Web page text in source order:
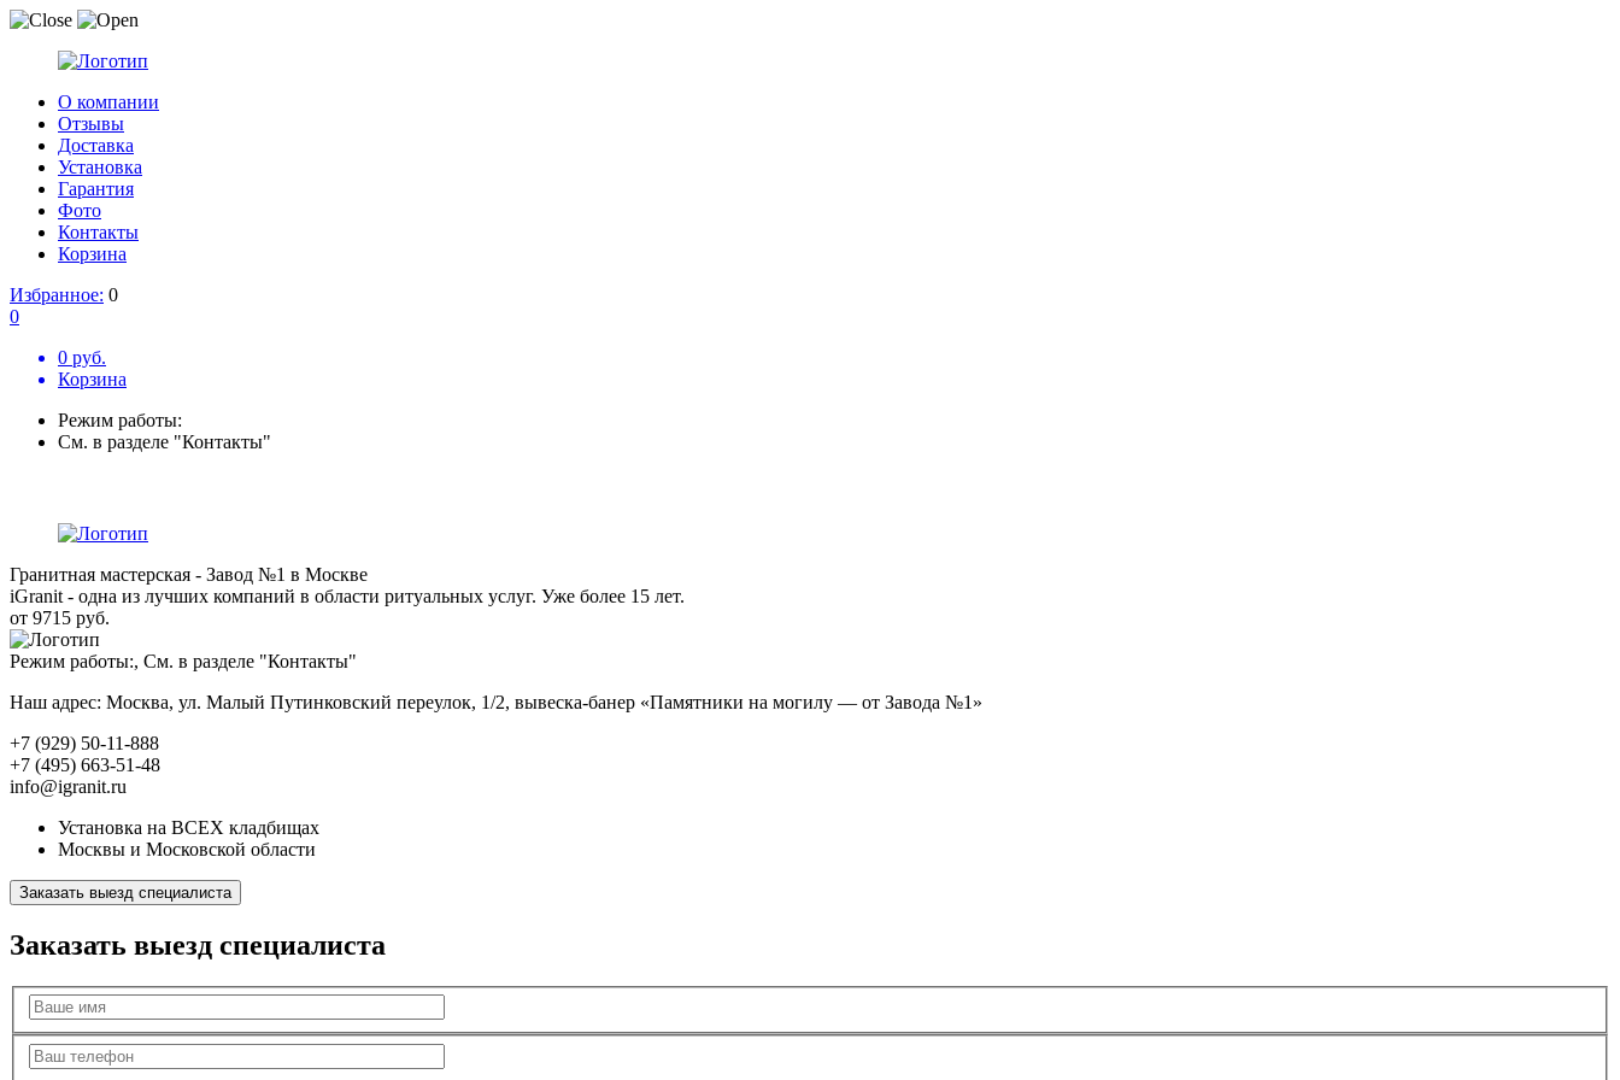
О компании
Отзывы
Доставка
Установка
Гарантия
Фото
Контакты
Корзина
Избранное: 0
0
0 руб.
Корзина
Режим работы:
См. в разделе "Контакты"
Гранитная мастерская - Завод №1 в Москве
iGranit - одна из лучших компаний в области ритуальных услуг. Уже более 15 лет.
от 9715 руб.
Режим работы:, См. в разделе "Контакты"
Наш адрес: Москва, ул. Малый Путинковский переулок, 1/2, вывеска-банер «Памятники на могилу — от Завода №1»
+7 (929) 50-11-888
+7 (495) 663-51-48
info@igranit.ru
Установка на ВСЕХ кладбищах
Москвы и Московской области
Заказать выезд специалиста
Заказать выезд специалиста